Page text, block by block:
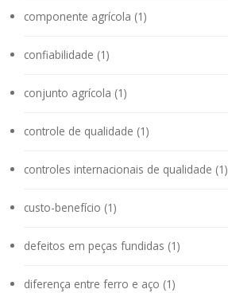
componente agrícola (1)
confiabilidade (1)
conjunto agrícola (1)
controle de qualidade (1)
controles internacionais de qualidade (1)
custo-benefício (1)
defeitos em peças fundidas (1)
diferença entre ferro e aço (1)